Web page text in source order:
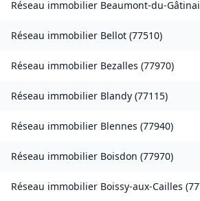
Réseau immobilier Beaumont-du-
Réseau immobilier Bellot (77510)
Réseau immobilier Bezalles (77970)
Réseau immobilier Blandy (77115)
Réseau immobilier Blennes (77940)
Réseau immobilier Boisdon (77970)
Réseau immobilier Boissy-aux-Cailles (